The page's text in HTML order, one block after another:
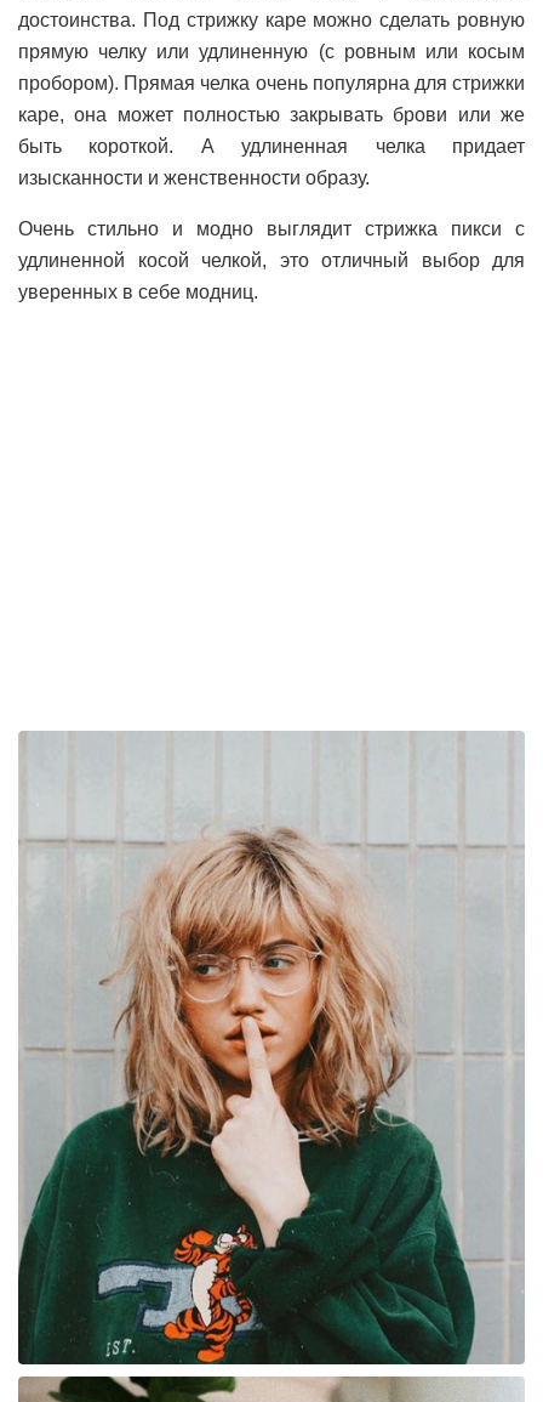
достоинства. Под стрижку каре можно сделать ровную
прямую челку или удлиненную (с ровным или косым
пробором). Прямая челка очень популярна для стрижки
каре, она может полностью закрывать брови или же
быть короткой. А удлиненная челка придает
изысканности и женственности образу.
Очень стильно и модно выглядит стрижка пикси с
удлиненной косой челкой, это отличный выбор для
уверенных в себе модниц.